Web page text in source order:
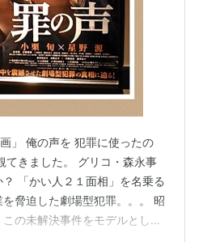
」 俺の声を 犯罪に使ったの
てきました。 グリコ・森永事
「かい人２１面相」を名乗る
脅迫した劇場型犯罪。。。 昭
の未解決事件をモデルとした